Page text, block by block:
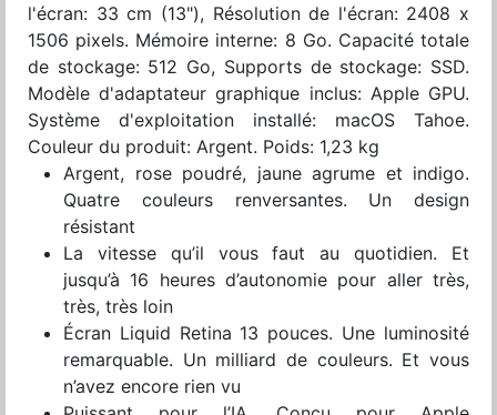
l'écran: 33 cm (13"), Résolution de l'écran: 2408 x
1506 pixels. Mémoire interne: 8 Go. Capacité totale
de stockage: 512 Go, Supports de stockage: SSD.
Modèle d'adaptateur graphique inclus: Apple GPU.
Système d'exploitation installé: macOS Tahoe.
Couleur du produit: Argent. Poids: 1,23 kg
Argent, rose poudré, jaune agrume et indigo.
Quatre couleurs renversantes. Un design
résistant
La vitesse qu’il vous faut au quotidien. Et
jusqu’à 16 heures d’autonomie pour aller très,
très, très loin
Écran Liquid Retina 13 pouces. Une luminosité
remarquable. Un milliard de couleurs. Et vous
n’avez encore rien vu